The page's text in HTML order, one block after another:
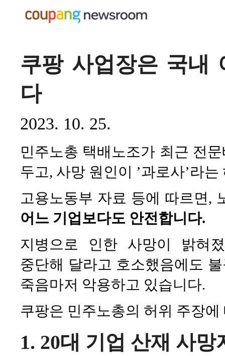
쿠팡 사업장은 국내
다
2023. 10. 25.
민주노총 택배노조가 최근 전
두고, 사망 원인이 ’과로사’라
고용노동부 자료 등에 따르면,
어느 기업보다도 안전합니다.
지병으로 인한 사망이 밝혀
중단해 달라고 호소했음에도
죽음마저 악용하고 있습니다.
쿠팡은 민주노총의 허위 주장
1. 20대 기업 산재 사망